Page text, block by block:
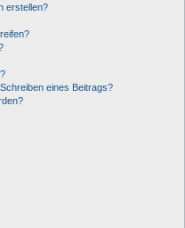
erstellen?
eines Beitrags?